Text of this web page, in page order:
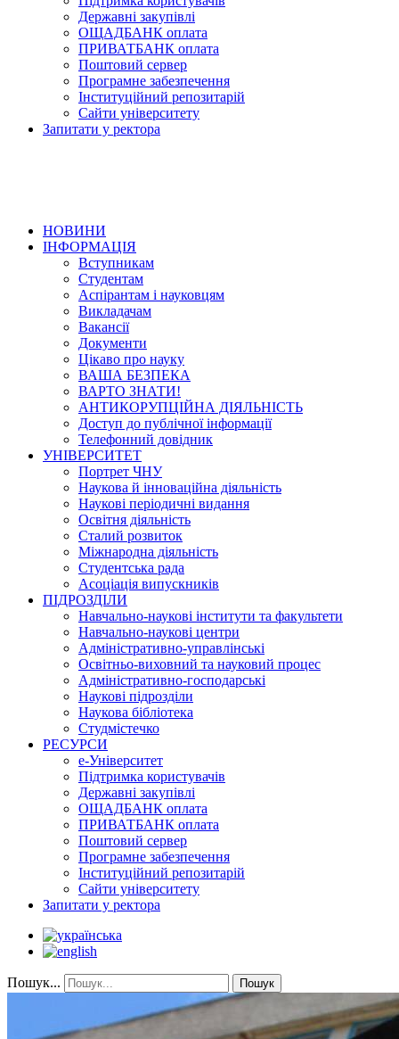
Державні закупівлі
ОЩАДБАНК оплата
ПРИВАТБАНК оплата
Поштовий сервер
Програмне забезпечення
Інституційний репозитарій
Сайти університету
Запитати у ректора
НОВИНИ
ІНФОРМАЦІЯ
Вступникам
Студентам
Аспірантам і науковцям
Викладачам
Вакансії
Документи
Цікаво про науку
ВАША БЕЗПЕКА
ВАРТО ЗНАТИ!
АНТИКОРУПЦІЙНА ДІЯЛЬНІСТЬ
Доступ до публічної інформації
Телефонний довідник
УНІВЕРСИТЕТ
Портрет ЧНУ
Наукова й інноваційна діяльність
Наукові періодичні видання
Освітня діяльність
Сталий розвиток
Міжнародна діяльність
Студентська рада
Асоціація випускників
ПІДРОЗДІЛИ
Навчально-наукові інститути та факультети
Навчально-наукові центри
Адміністративно-управлінські
Освітньо-виховний та науковий процес
Адміністративно-господарські
Наукові підрозділи
Наукова бібліотека
Студмістечко
РЕСУРСИ
е-Університет
Підтримка користувачів
Державні закупівлі
ОЩАДБАНК оплата
ПРИВАТБАНК оплата
Поштовий сервер
Програмне забезпечення
Інституційний репозитарій
Сайти університету
Запитати у ректора
Пошук... Пошук